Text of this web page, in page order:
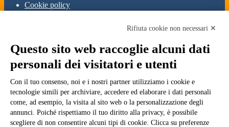
Cookie policy
Ufficio Relazioni con il Pubblico
Obiettivi di accessibilità
Whistleblowing
Gestione consensi cookie
Amministrazione trasparente
Pagina visualizzata353898volte
Sezione Copyright
Rifiuta cookie non necessari ✕
Questo sito web raccoglie alcuni dati
personali dei visitatori e utenti
Con il tuo consenso, noi e i nostri partner utilizziamo i cookie e
tecnologie simili per archiviare, accedere ed elaborare i dati personali
come, ad esempio, la visita al sito web o la personalizzazione degli
annunci. Poiché rispettiamo il tuo diritto alla privacy, è possibile
scegliere di non consentire alcuni tipi di cookie. Clicca su preferenze